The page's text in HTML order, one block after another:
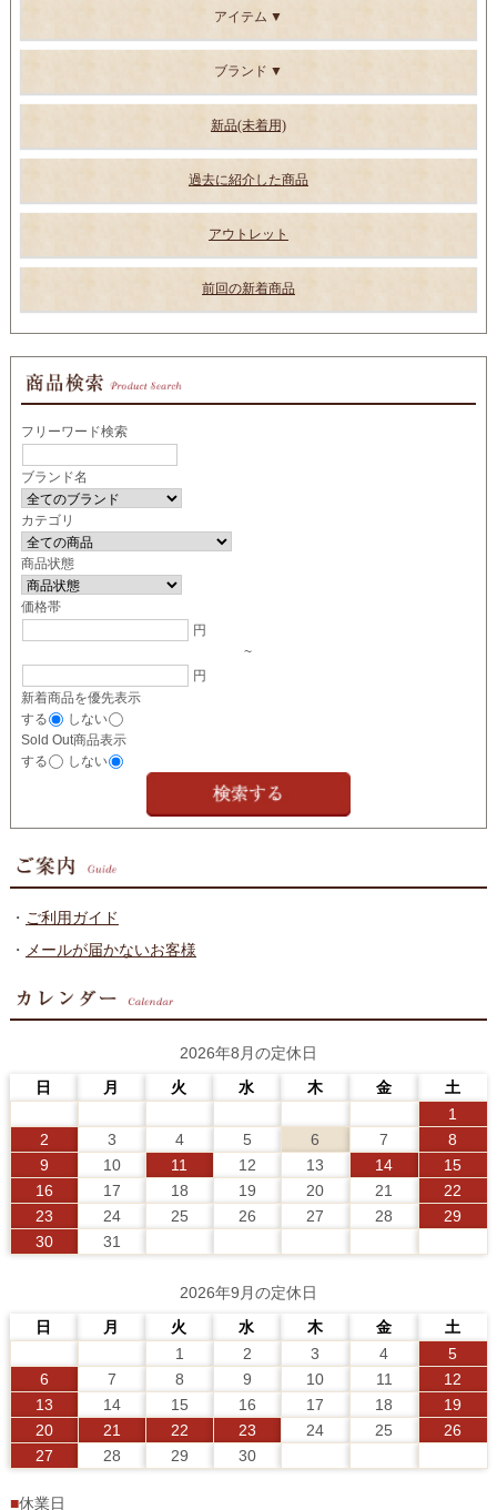
アイテム
ブランド
新品(未着用)
過去に紹介した商品
アウトレット
前回の新着商品
フリーワード検索
ブランド名
カテゴリ
商品状態
価格帯
円
~
円
新着商品を優先表示
する
しない
Sold Out商品表示
する
しない
・ ご利用ガイド
・ メールが届かないお客様
2026年8月の定休日
日
月 火 水 木 金
土
1
2
3 4 5 6 7
8
9
10 11 12 13 14
15
16
17 18 19 20 21
22
23
24 25 26 27 28
29
30
31
2026年9月の定休日
日
月 火 水 木 金
土
1
2 3 4
5
6
7 8 9 10 11
12
13
14 15 16 17 18
19
20
21 22 23 24 25
26
27
28 29 30
■休業日